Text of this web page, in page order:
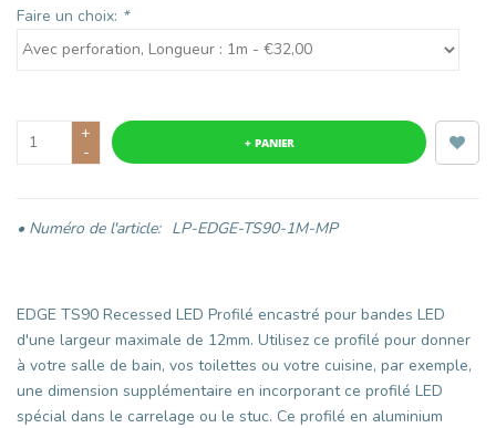
Faire un choix: *
+
-
+ PANIER
• Numéro de l'article: LP-EDGE-TS90-1M-MP
EDGE TS90 Recessed LED Profilé encastré pour bandes LED
d'une largeur maximale de 12mm. Utilisez ce profilé pour donner
à votre salle de bain, vos toilettes ou votre cuisine, par exemple,
une dimension supplémentaire en incorporant ce profilé LED
spécial dans le carrelage ou le stuc. Ce profilé en aluminium